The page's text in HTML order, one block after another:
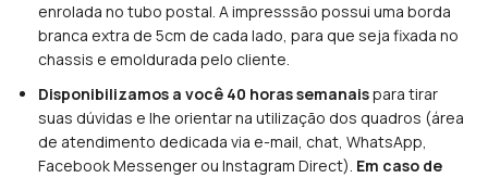
enrolada no tubo postal. A impresssão possui uma borda
branca extra de 5cm de cada lado, para que seja fixada no
chassis e emoldurada pelo cliente.
Disponibilizamos a você 40 horas semanaispara tirar
suas dúvidas e lhe orientar na utilização dos quadros (área
de atendimento dedicada via e-mail, chat, WhatsApp,
Facebook Messenger ou Instagram Direct). Em caso de